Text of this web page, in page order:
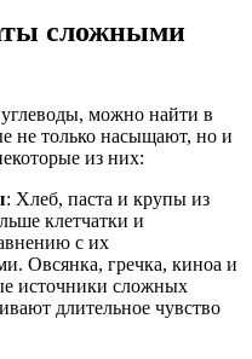
сложными
можно найти в
не только насыщают, но и
из них:
: Хлеб, паста и крупы из
клетчатки и
с их
Овсянка, гречка, киноа и
источники сложных
длительное чувство